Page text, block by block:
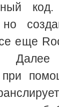
еще